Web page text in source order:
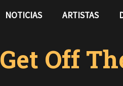
NOTICIAS ARTISTAS
Get Off